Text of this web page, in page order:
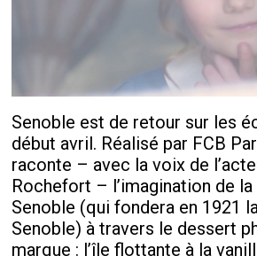
Senoble est de retour sur les
début avril. Réalisé par FCB
raconte – avec la voix de
Rochefort – l’imagination de
Senoble (qui fondera en 1921
Senoble) à travers le dessert
marque : l’île flottante à la